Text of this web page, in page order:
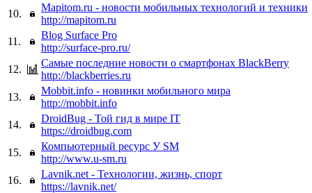
10.
Mapitom.ru - новости мобильных технологий и техники
http://mapitom.ru
11.
Blog Surface Pro
http://surface-pro.ru/
12.
Самые последние новости о смартфонах BlackBerry
http://blackberries.ru
13.
Mobbit.info - новинки мобильного мира
http://mobbit.info
14.
DroidBug - Той гид в мире IT
https://droidbug.com
15.
Компьютерный ресурс У SM
http://www.u-sm.ru
16.
Lavnik.net - Технологии, жизнь, спорт
https://lavnik.net/